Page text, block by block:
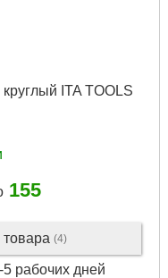
ITA TOOLS
155
(4)
5 рабочих дней